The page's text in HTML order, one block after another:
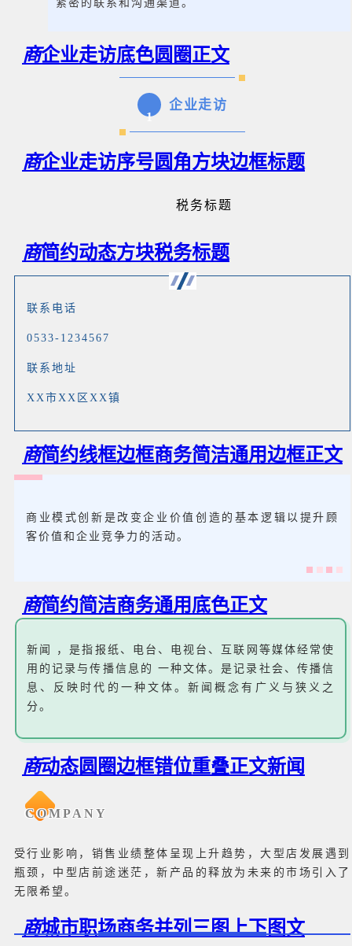
紧密的联系和沟通渠道。
商企业走访底色圆圈正文
1
企业走访
商企业走访序号圆角方块边框标题
税务标题
商简约动态方块税务标题
联系电话
0533-1234567
联系地址
XX市XX区XX镇
商简约线框边框商务简洁通用边框正文
商业模式创新是改变企业价值创造的基本逻辑以提升顾
客价值和企业竞争力的活动。
商简约简洁商务通用底色正文
新闻 ，是指报纸、电台、电视台、互联网等媒体经常使
用的记录与传播信息的 一种文体。是记录社会、传播信
息、反映时代的一种文体。新闻概念有广义与狭义之
分。
商动态圆圈边框错位重叠正文新闻
COMPANY
受行业影响，销售业绩整体呈现上升趋势，大型店发展遇到
瓶颈，中型店前途迷茫，新产品的释放为未来的市场引入了
无限希望。
商城市职场商务并列三图上下图文